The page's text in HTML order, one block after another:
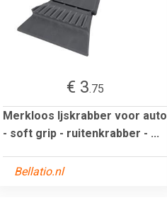
€ 3.75
Merkloos Ijskrabber voor auto
- soft grip - ruitenkrabber - ...
Bellatio.nl